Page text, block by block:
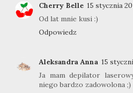
Cherry Belle 15 stycznia
Od lat mnie kusi :)
Odpowiedz
Aleksandra Anna 15
Ja mam depilator
niego bardzo zadowolona ;)